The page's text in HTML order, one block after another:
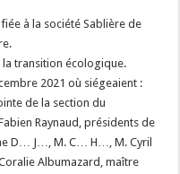
à la société Sablière de
la transition écologique.
2021 où siégeaient :
de la section du
Raynaud, présidents de
D… J…, M. C… H…, M. Cyril
Albumazard, maître